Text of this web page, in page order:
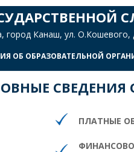
город Канаш, ул.
ОБ ОБРАЗОВАТЕЛЬНОЙ
СВЕДЕНИЯ
ПЛАТНЫЕ